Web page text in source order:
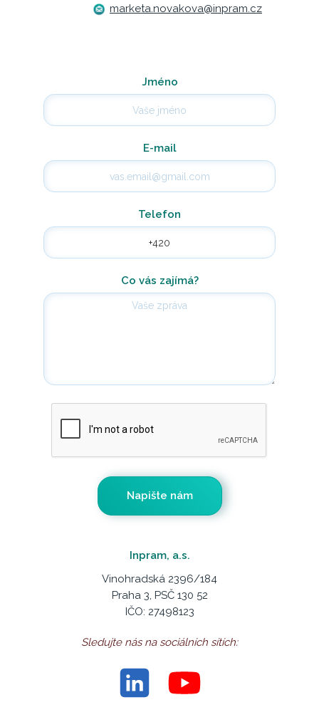
marketa.novakova@inpram.cz
Jméno
E-mail
Telefon
Co vás zajímá?
Inpram, a.s.
Vinohradská 2396/184
Praha 3, PSČ 130 52
IČO: 27498123
Sledujte nás na sociálních sítích: